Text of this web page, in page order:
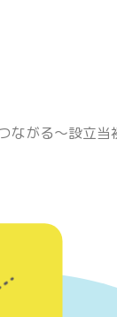
ながる〜設立